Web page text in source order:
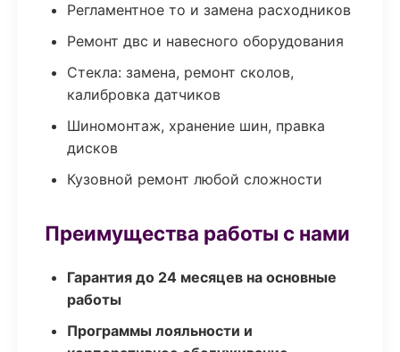
Регламентное то и замена расходников
Ремонт двс и навесного оборудования
Стекла: замена, ремонт сколов,
калибровка датчиков
Шиномонтаж, хранение шин, правка
дисков
Кузовной ремонт любой сложности
Преимущества работы с нами
Гарантия до 24 месяцев на основные
работы
Программы лояльности и